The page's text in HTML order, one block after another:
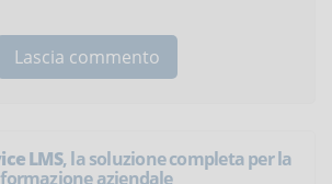
LMS, la soluzione completa per la
formazione aziendale